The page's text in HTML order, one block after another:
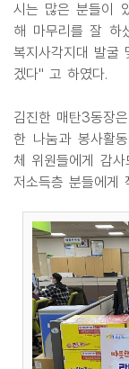
시는 많은 분들이
해 마무리를 잘 하
복지사각지대 발굴
겠다" 고 하였다.
김진한 매탄3동장
한 나눔과 봉사활
체 위원들에게 감
저소득층 분들에게